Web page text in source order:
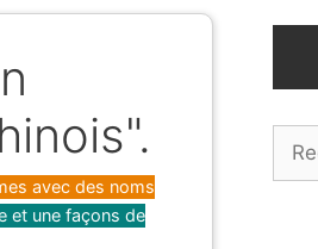
avec des noms
et une façons de